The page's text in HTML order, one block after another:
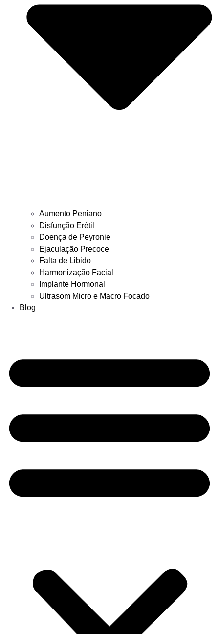
Aumento Peniano
Disfunção Erétil
Doença de Peyronie
Ejaculação Precoce
Falta de Libido
Harmonização Facial
Implante Hormonal
Ultrasom Micro e Macro Focado
Blog